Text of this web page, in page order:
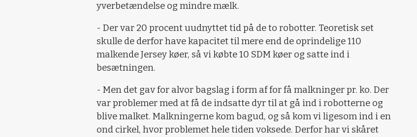
yverbetændelse og mindre mælk.
- Der var 20 procent uudnyttet tid på de to robotter. Teoretisk set
skulle de derfor have kapacitet til mere end de oprindelige 110
malkende Jersey køer, så vi købte 10 SDM køer og satte ind i
besætningen.
- Men det gav for alvor bagslag i form af for få malkninger pr. ko. Der
var problemer med at få de indsatte dyr til at gå ind i robotterne og
blive malket. Malkningerne kom bagud, og så kom vi ligesom ind i en
ond cirkel, hvor problemet hele tiden voksede. Derfor har vi skåret